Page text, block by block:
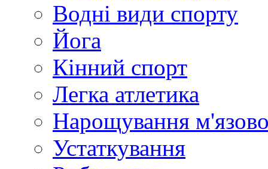
Водні види спорту
Йога
Кінний спорт
Легка атлетика
Нарощування
Устаткування